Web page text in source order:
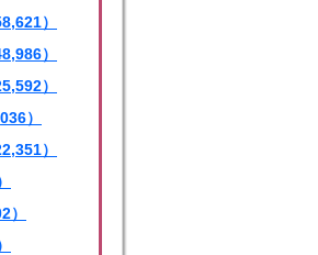
）
）
）
）
）
）